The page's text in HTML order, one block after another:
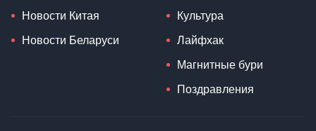
Новости Китая
Новости Беларуси
Культура
Лайфхак
Магнитные бури
Поздравления